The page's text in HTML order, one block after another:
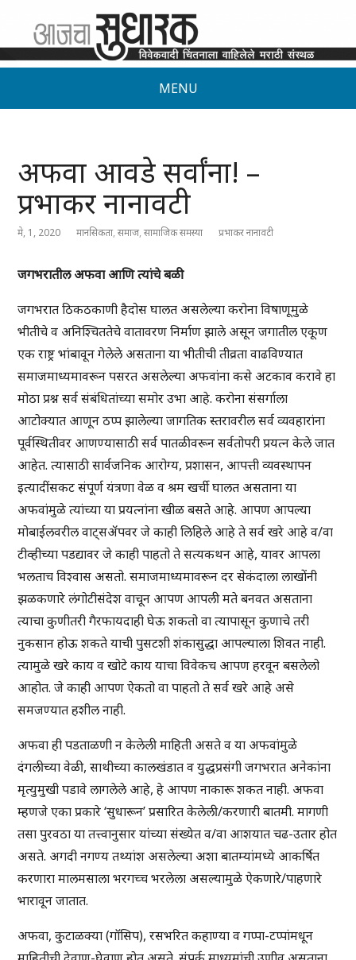
MENU
अफवा आवडे सर्वांना! –
प्रभाकर नानावटी
मे, 1, 2020 मानसिकता,समाज,सामाजिक समस्या प्रभाकर नानावटी
जगभरातील अफवा आणि त्यांचे बळी
जगभरात ठिकठकाणी हैदोस घालत असलेल्या करोना विषाणूमुळे
भीतीचे व अनिश्चिततेचे वातावरण निर्माण झाले असून जगातील एकूण
एक राष्ट्र भांबावून गेलेले असताना या भीतीची तीव्रता वाढविण्यात
समाजमाध्यमावरून पसरत असलेल्या अफवांना कसे अटकाव करावे हा
मोठा प्रश्न सर्व संबंधितांच्या समोर उभा आहे. करोना संसर्गाला
आटोक्यात आणून ठप्प झालेल्या जागतिक स्तरावरील सर्व व्यवहारांना
पूर्वस्थितीवर आणण्यासाठी सर्व पातळीवरून सर्वतोपरी प्रयत्न केले जात
आहेत. त्यासाठी सार्वजनिक आरोग्य, प्रशासन, आपत्ती व्यवस्थापन
इत्यादींसकट संपूर्ण यंत्रणा वेळ व श्रम खर्ची घालत असताना या
अफवांमुळे त्यांच्या या प्रयत्नांना खीळ बसते आहे. आपण आपल्या
मोबाईलवरील वाट्सअ‍ॅपवर जे काही लिहिले आहे ते सर्व खरे आहे व/वा
टीव्हीच्या पडद्यावर जे काही पाहतो ते सत्यकथन आहे, यावर आपला
भलताच विश्वास असतो. समाजमाध्यमावरून दर सेकंदाला लाखोंनी
झळकणारे लंगोटीसंदेश वाचून आपण आपली मते बनवत असताना
त्याचा कुणीतरी गैरफायदाही घेऊ शकतो वा त्यापासून कुणाचे तरी
नुकसान होऊ शकते याची पुसटशी शंकासुद्धा आपल्याला शिवत नाही.
त्यामुळे खरे काय व खोटे काय याचा विवेकच आपण हरवून बसलेलो
आहोत. जे काही आपण ऐकतो वा पाहतो ते सर्व खरे आहे असे
समजण्यात हशील नाही.
अफवा ही पडताळणी न केलेली माहिती असते व या अफवांमुळे
दंगलीच्या वेळी, साथीच्या कालखंडात व युद्धप्रसंगी जगभरात अनेकांना
मृत्युमुखी पडावे लागलेले आहे, हे आपण नाकारू शकत नाही. अफवा
म्हणजे एका प्रकारे ‘सुधारून’ प्रसारित केलेली/करणारी बातमी. मागणी
तसा पुरवठा या तत्त्वानुसार यांच्या संख्येत व/वा आशयात चढ-उतार होत
असते. अगदी नगण्य तथ्यांश असलेल्या अशा बातम्यांमध्ये आकर्षित
करणारा मालमसाला भरगच्च भरलेला असल्यामुळे ऐकणारे/पाहणारे
भारावून जातात.
अफवा, कुटाळक्या (गॉसिप), रसभरित कहाण्या व गप्पा-टप्पांमधून